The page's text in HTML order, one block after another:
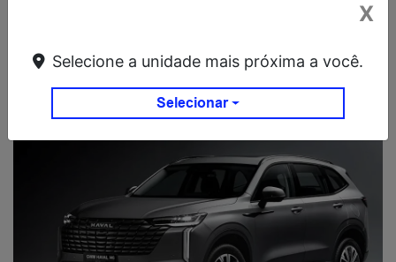
DESTAQUES
X
Selecione a unidade mais próxima a você.
Selecionar